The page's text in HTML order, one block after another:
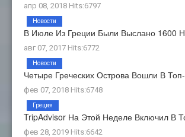
апр 08, 2018 Hits:6797
В Июле Из Греции Были Выслано 1600
авг 07, 2017 Hits:6772
Новости
Четыре Греческих Острова Вошли В
фев 07, 2018 Hits:6748
Новости
TripAdvisor На Этой Неделе Включил В
фев 28, 2019 Hits:6642
Греция